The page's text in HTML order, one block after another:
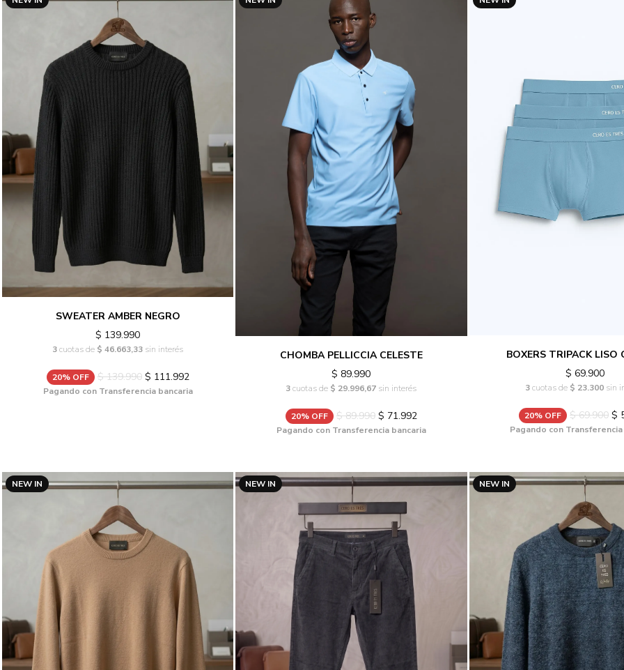
SWEATER AMBER NEGRO
$ 139.990
3cuotas de $ 46.663,33 sin interés
20% OFF $ 139.990$ 111.992
Pagando con Transferencia bancaria
CHOMBA PELLICCIA CELESTE
$ 89.990
3cuotas de $ 29.996,67 sin interés
20% OFF $ 89.990$ 71.992
Pagando con Transferencia bancaria
BOXERS TRIPACK LISO
$ 69.900
3cuotas de $ 23.300 sin
20% OFF $ 69.900 $
Pagando con
NEW IN NEW IN NEW IN